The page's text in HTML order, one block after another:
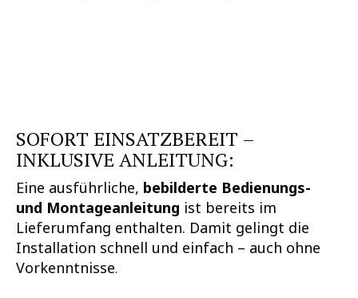
SOFORT EINSATZBEREIT –
INKLUSIVE ANLEITUNG:
Eine ausführliche, bebilderte Bedienungs-
und Montageanleitung ist bereits im
Lieferumfang enthalten. Damit gelingt die
Installation schnell und einfach – auch ohne
Vorkenntnisse.